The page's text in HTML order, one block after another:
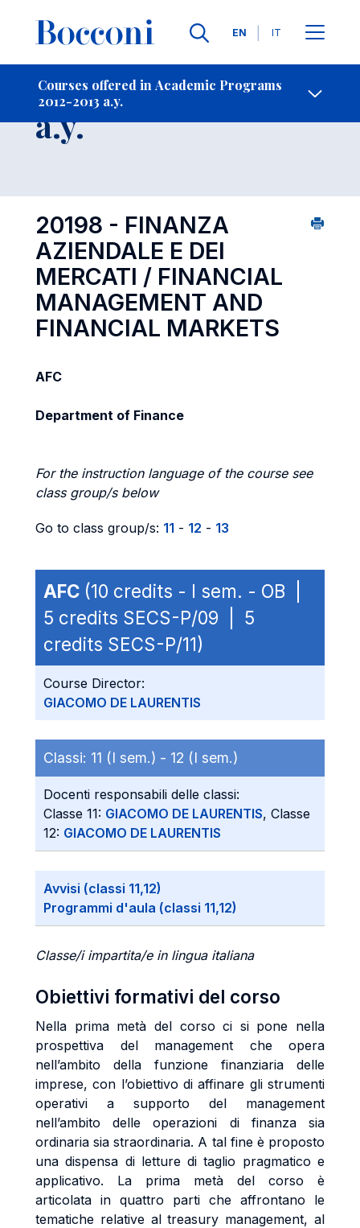
Languages
EN IT
Courses offered in Academic Programs
2012-2013 a.y.
- Contact Us
Course 2012-2013
a.y.
20198 - FINANZA
AZIENDALE E DEI
MERCATI / FINANCIAL
MANAGEMENT AND
FINANCIAL MARKETS
AFC
Department of Finance
For the instruction language of the course see
class group/s below
Go to class group/s: 11 - 12 - 13
AFC (10 credits - I sem. - OB |
5 credits SECS-P/09 | 5
credits SECS-P/11)
Course Director:
GIACOMO DE LAURENTIS
Classi: 11 (I sem.) - 12 (I sem.)
Docenti responsabili delle classi:
Classe 11: GIACOMO DE LAURENTIS, Classe
12: GIACOMO DE LAURENTIS
Avvisi (classi 11,12)
Programmi d'aula (classi 11,12)
Classe/i impartita/e in lingua italiana
Obiettivi formativi del corso
Nella prima metà del corso ci si pone nella
prospettiva del management che opera
nell’ambito della funzione finanziaria delle
imprese, con l’obiettivo di affinare gli strumenti
operativi a supporto del management
nell’ambito delle operazioni di finanza sia
ordinaria sia straordinaria. A tal fine è proposto
una dispensa di letture di taglio pragmatico e
applicativo. La prima metà del corso è
articolata in quattro parti che affrontano le
tematiche relative al treasury management, al